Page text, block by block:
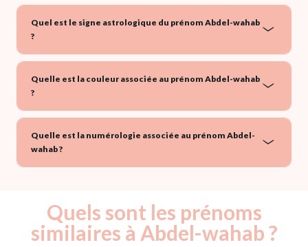
Quel est le signe astrologique du prénom Abdel-wahab
?
Quelle est la couleur associée au prénom Abdel-wahab
?
Quelle est la numérologie associée au prénom Abdel-
wahab ?
Quels sont les prénoms
similaires à Abdel-wahab ?